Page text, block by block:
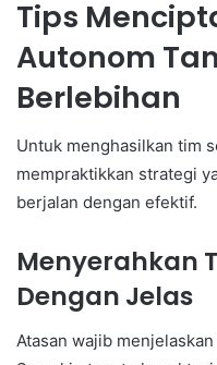
Tips
Autonom
Berlebihan
Untuk menghasilkan tim
mempraktikkan strategi
berjalan dengan efektif.
Menyerahkan
Dengan Jelas
Atasan wajib